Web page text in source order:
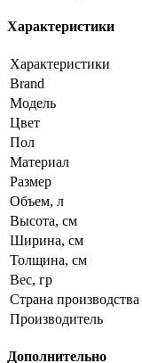
Характеристики
Характеристики
Brand
Модель
Цвет
Пол
Материал
Размер
Объем, л
Высота, см
Ширина, см
Толщина, см
Вес, гр
Страна производства
Производитель
Дополнительно